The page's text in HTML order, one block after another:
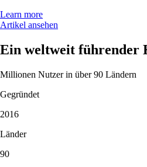
Learn more
Artikel ansehen
Ein weltweit
Millionen Nutzer in über 90 Ländern
Gegründet
2016
Länder
90